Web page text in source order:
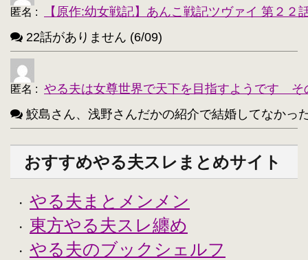
匿名 :
【原作:幼女戦記】あんこ戦記ツヴァイ 第２２
22話がありません (6/09)
匿名 : やる夫は女尊世界で天下を目指すようです そ
鮫島さん、浅野さんだかの紹介で結婚してなかっ
おすすめやる夫スレまとめサイト
・ やる夫まとメンメン
・ 東方やる夫スレ纏め
・ やる夫のブックシェルフ